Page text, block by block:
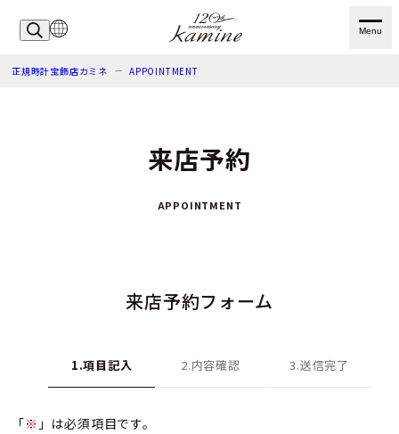
Menu
正規時計宝飾店カミネ APPOINTMENT
来店予約
APPOINTMENT
来店予約フォーム
1.項目記入 2.内容確認 3.送信完了
「※ 」は必須項目です。